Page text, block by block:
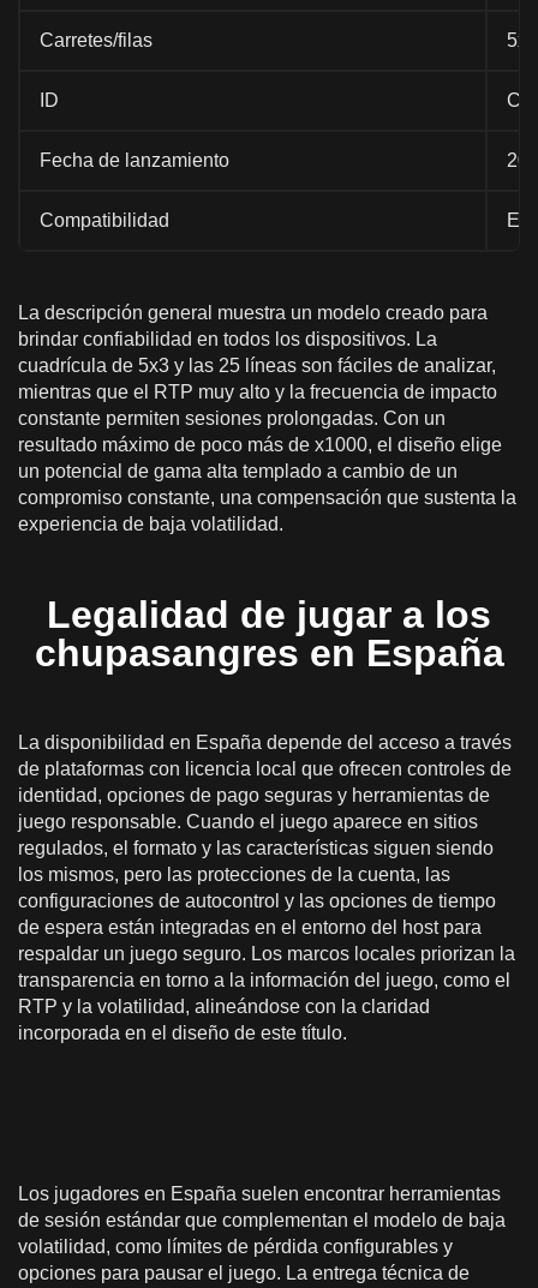
Carretes/filas 5x3
ID
Fecha de lanzamiento
Compatibilidad
La descripción general muestra un modelo creado para
brindar confiabilidad en todos los dispositivos. La
cuadrícula de 5x3 y las 25 líneas son fáciles de analizar,
mientras que el RTP muy alto y la frecuencia de impacto
constante permiten sesiones prolongadas. Con un
resultado máximo de poco más de x1000, el diseño elige
un potencial de gama alta templado a cambio de un
compromiso constante, una compensación que sustenta la
experiencia de baja volatilidad.
Legalidad de jugar a los
chupasangres en España
La disponibilidad en España depende del acceso a través
de plataformas con licencia local que ofrecen controles de
identidad, opciones de pago seguras y herramientas de
juego responsable. Cuando el juego aparece en sitios
regulados, el formato y las características siguen siendo
los mismos, pero las protecciones de la cuenta, las
configuraciones de autocontrol y las opciones de tiempo
de espera están integradas en el entorno del host para
respaldar un juego seguro. Los marcos locales priorizan la
transparencia en torno a la información del juego, como el
RTP y la volatilidad, alineándose con la claridad
incorporada en el diseño de este título.
Los jugadores en España suelen encontrar herramientas
de sesión estándar que complementan el modelo de baja
volatilidad, como límites de pérdida configurables y
opciones para pausar el juego. La entrega técnica de